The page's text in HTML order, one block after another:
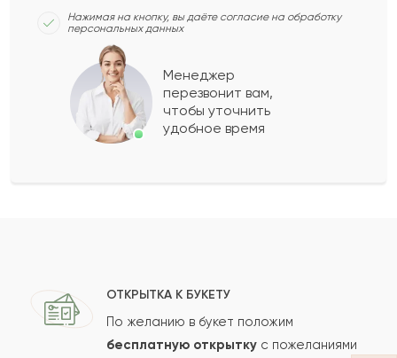
Азима
Показать еще
Ваш e-mail
Нажимая на кнопку, вы даёте согласие на обработку
персональных данных
Менеджер
перезвонит вам,
чтобы уточнить
удобное время
ОТКРЫТКА К БУКЕТУ
По желанию в букет положим
бесплатную открытку с пожеланиями